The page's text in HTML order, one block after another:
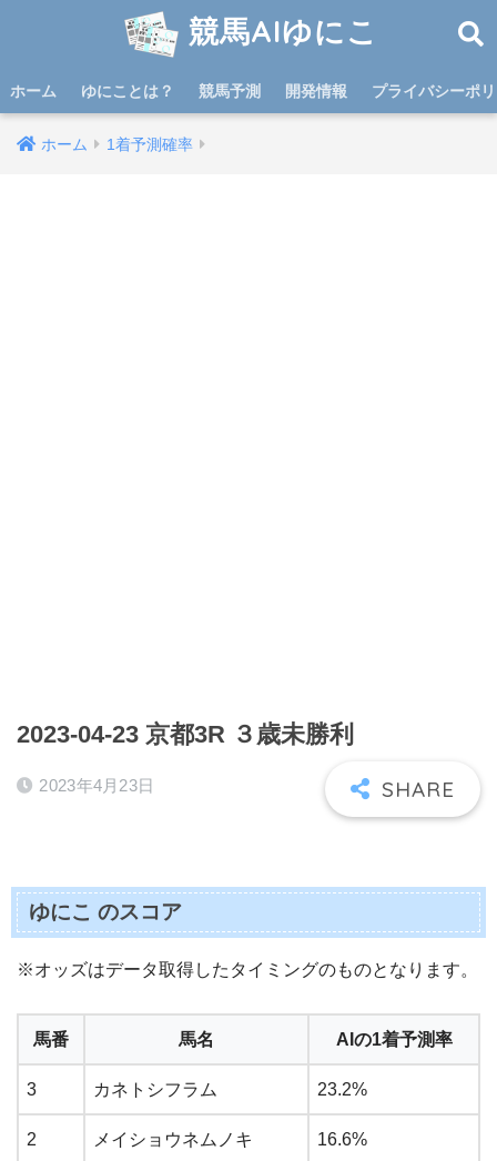
競馬AIゆにこ
ホーム ゆにことは？ 競馬予測 開発情報 プライバシーポ
ホーム 1着予測確率
2023-04-23 京都3R ３歳未勝利
2023年4月23日
ゆにこ のスコア
※オッズはデータ取得したタイミングのものとなります。
馬番 馬名 AIの1着予測率
3 カネトシフラム 23.2%
2 メイショウネムノキ 16.6%